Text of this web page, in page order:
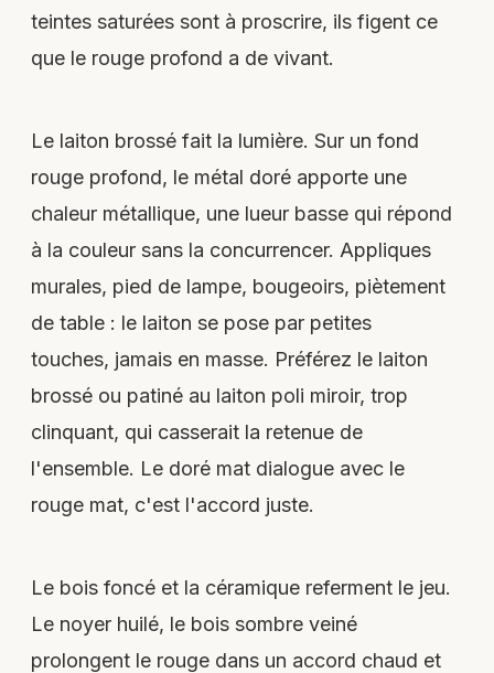
teintes saturées sont à proscrire, ils figent ce
que le rouge profond a de vivant.
Le laiton brossé fait la lumière. Sur un fond
rouge profond, le métal doré apporte une
chaleur métallique, une lueur basse qui répond
à la couleur sans la concurrencer. Appliques
murales, pied de lampe, bougeoirs, piètement
de table : le laiton se pose par petites
touches, jamais en masse. Préférez le laiton
brossé ou patiné au laiton poli miroir, trop
clinquant, qui casserait la retenue de
l'ensemble. Le doré mat dialogue avec le
rouge mat, c'est l'accord juste.
Le bois foncé et la céramique referment le jeu.
Le noyer huilé, le bois sombre veiné
prolongent le rouge dans un accord chaud et